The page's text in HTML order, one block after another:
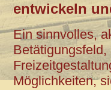
entwickeln
Ein sinnvolles,
Betätigungsfeld,
Möglichkeiten,